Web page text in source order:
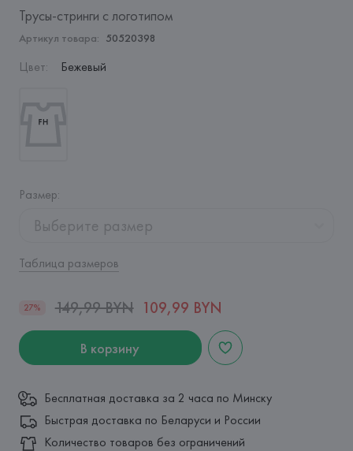
Трусы-стринги с логотипом
Артикул товара: 50520398
Цвет: Бежевый
Размер:
Выберите размер
Таблица размеров
27% 149,99 BYN 109,99 BYN
В корзину
Бесплатная доставка за 2 часа по Минску
Быстрая доставка по Беларуси и России
Количество товаров без ограничений